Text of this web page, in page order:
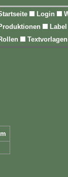
Login